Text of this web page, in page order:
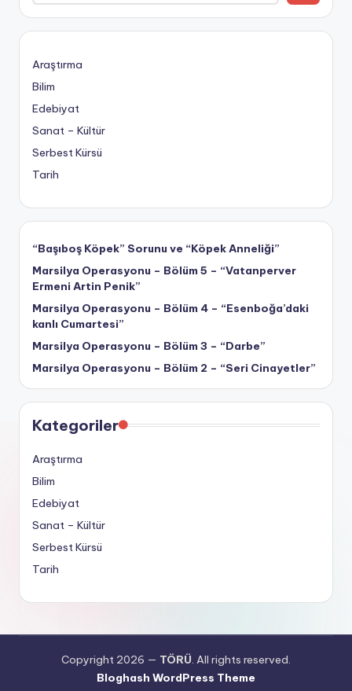
Araştırma
Bilim
Edebiyat
Sanat – Kültür
Serbest Kürsü
Tarih
“Başıboş Köpek” Sorunu ve “Köpek Anneliği”
Marsilya Operasyonu – Bölüm 5 – “Vatanperver
Ermeni Artin Penik”
Marsilya Operasyonu – Bölüm 4 – “Esenboğa’daki
kanlı Cumartesi”
Marsilya Operasyonu – Bölüm 3 – “Darbe”
Marsilya Operasyonu – Bölüm 2 – “Seri Cinayetler”
Kategoriler
Araştırma
Bilim
Edebiyat
Sanat – Kültür
Serbest Kürsü
Tarih
Copyright 2026 — TÖRÜ. All rights reserved.
Bloghash WordPress Theme